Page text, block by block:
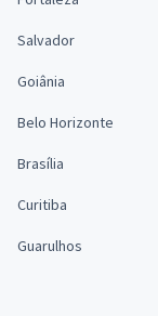
Salvador
Goiânia
Belo Horizonte
Brasília
Curitiba
Guarulhos